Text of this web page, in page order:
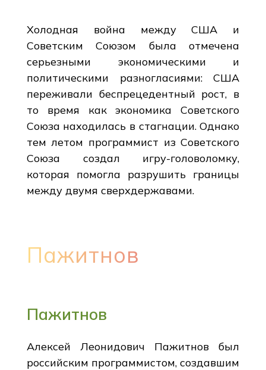
Холодная война между США и
Советским Союзом была отмечена
серьезными экономическими и
политическими разногласиями: США
переживали беспрецедентный рост, в
то время как экономика Советского
Союза находилась в стагнации. Однако
тем летом программист из Советского
Союза создал игру-головоломку,
которая помогла разрушить границы
между двумя сверхдержавами.
Пажитнов
Пажитнов
Алексей Леонидович Пажитнов был
российским программистом, создавшим